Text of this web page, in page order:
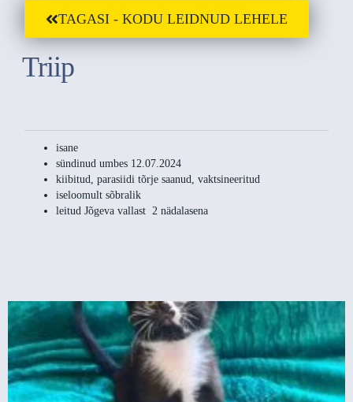
TAGASI - KODU LEIDNUD LEHELE
Triip
isane
sündinud umbes 12.07.2024
kiibitud, parasiidi tõrje saanud, vaktsineeritud
iseloomult sõbralik
leitud Jõgeva vallast 2 nädalasena